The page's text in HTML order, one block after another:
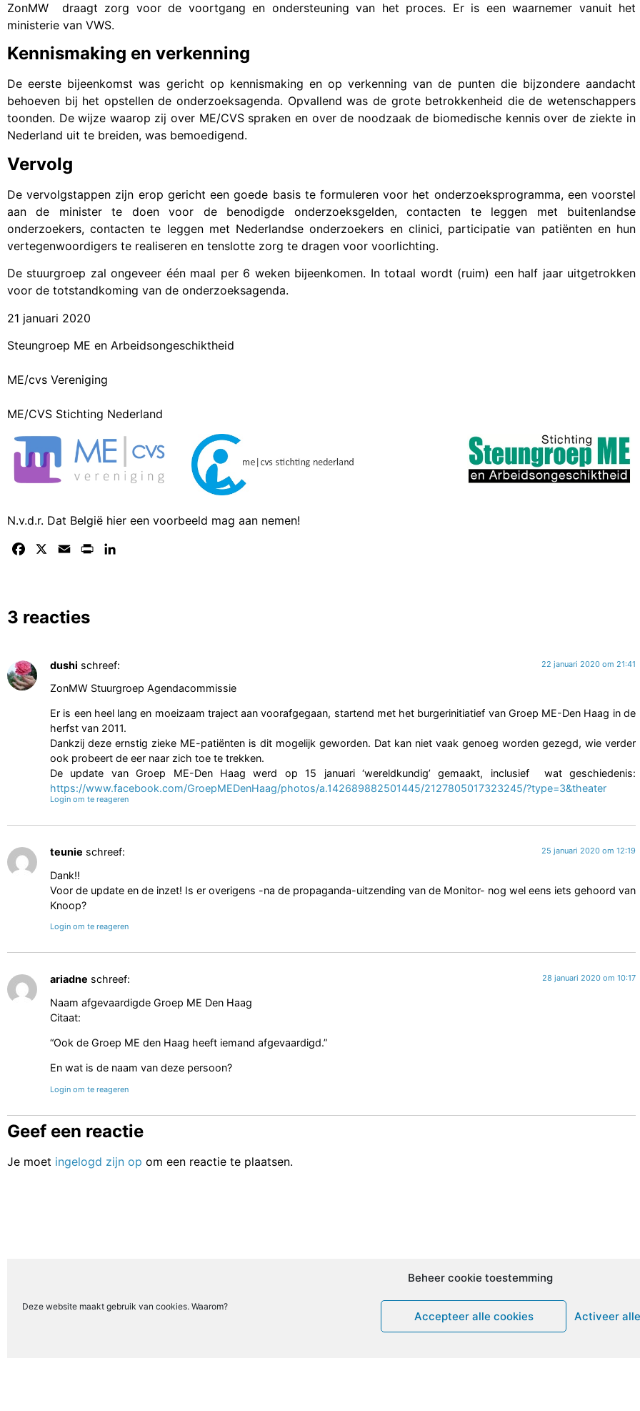
Beheer cookie toestemming
Deze website maakt gebruik van cookies. Waarom?
Accepteer alle cookies Activeer
ZonMW draagt zorg voor de voortgang en ondersteuning van het proces. Er is een waarnemer vanuit het
ministerie van VWS.
Kennismaking en verkenning
De eerste bijeenkomst was gericht op kennismaking en op verkenning van de punten die bijzondere aandacht
behoeven bij het opstellen de onderzoeksagenda. Opvallend was de grote betrokkenheid die de wetenschappers
toonden. De wijze waarop zij over ME/CVS spraken en over de noodzaak de biomedische kennis over de ziekte in
Nederland uit te breiden, was bemoedigend.
Vervolg
De vervolgstappen zijn erop gericht een goede basis te formuleren voor het onderzoeksprogramma, een voorstel
aan de minister te doen voor de benodigde onderzoeksgelden, contacten te leggen met buitenlandse
onderzoekers, contacten te leggen met Nederlandse onderzoekers en clinici, participatie van patiënten en hun
vertegenwoordigers te realiseren en tenslotte zorg te dragen voor voorlichting.
De stuurgroep zal ongeveer één maal per 6 weken bijeenkomen. In totaal wordt (ruim) een half jaar uitgetrokken
voor de totstandkoming van de onderzoeksagenda.
21 januari 2020
Steungroep ME en Arbeidsongeschiktheid
ME/cvs Vereniging
ME/CVS Stichting Nederland
N.v.d.r. Dat België hier een voorbeeld mag aan nemen!
Facebook Email Print
3 reacties
dushi schreef: 22 januari 2020 om 21:41
ZonMW Stuurgroep Agendacommissie
Er is een heel lang en moeizaam traject aan voorafgegaan, startend met het burgerinitiatief van Groep ME-Den Haag in de
herfst van 2011.
Dankzij deze ernstig zieke ME-patiënten is dit mogelijk geworden. Dat kan niet vaak genoeg worden gezegd, wie verder
ook probeert de eer naar zich toe te trekken.
De update van Groep ME-Den Haag werd op 15 januari ‘wereldkundig’ gemaakt, inclusief wat geschiedenis:
https://www.facebook.com/GroepMEDenHaag/photos/a.142689882501445/2127805017323245/?type=3&theater
Login om te reageren
teunie schreef: 25 januari 2020 om 12:19
Dank!!
Voor de update en de inzet! Is er overigens -na de propaganda-uitzending van de Monitor- nog wel eens iets gehoord van
Knoop?
Login om te reageren
ariadne schreef: 28 januari 2020 om 10:17
Naam afgevaardigde Groep ME Den Haag
Citaat:
“Ook de Groep ME den Haag heeft iemand afgevaardigd.”
En wat is de naam van deze persoon?
Login om te reageren
Geef een reactie
Je moet ingelogd zijn op om een reactie te plaatsen.